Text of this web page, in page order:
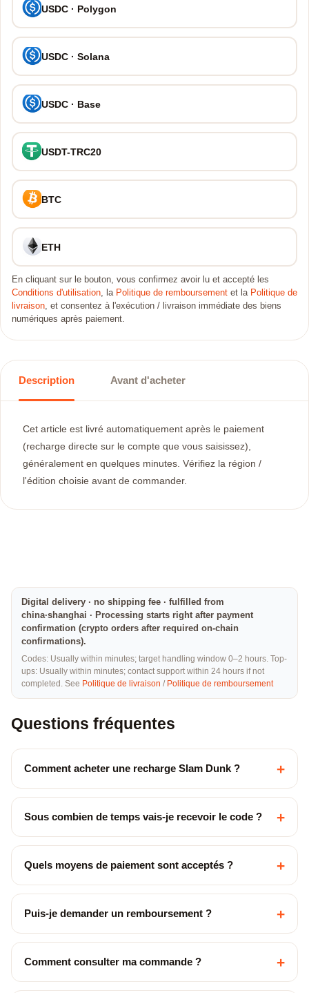
USDC · Polygon
USDC · Solana
USDC · Base
USDT-TRC20
BTC
ETH
En cliquant sur le bouton, vous confirmez avoir lu et accepté les
Conditions d'utilisation, la Politique de remboursement et la Politique de
livraison, et consentez à l'exécution / livraison immédiate des biens
numériques après paiement.
Description Avant d'acheter
Cet article est livré automatiquement après le paiement
(recharge directe sur le compte que vous saisissez),
généralement en quelques minutes. Vérifiez la région /
l'édition choisie avant de commander.
Digital delivery · no shipping fee · fulfilled from
china·shanghai · Processing starts right after payment
confirmation (crypto orders after required on-chain
confirmations).
Codes: Usually within minutes; target handling window 0–2 hours. Top-
ups: Usually within minutes; contact support within 24 hours if not
completed. See Politique de livraison / Politique de remboursement
Questions fréquentes
Comment acheter une recharge Slam Dunk ? +
Sous combien de temps vais-je recevoir le code ? +
Quels moyens de paiement sont acceptés ? +
Puis-je demander un remboursement ? +
Comment consulter ma commande ? +